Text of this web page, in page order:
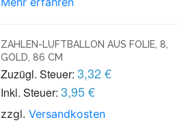
ZAHLEN-LUFTBALLON AUS FOLIE, 8,
GOLD, 86 CM
Zuzügl. Steuer: 3,32 €
Inkl. Steuer: 3,95 €
zzgl.Versandkosten